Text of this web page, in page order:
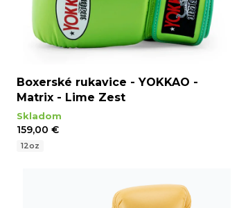
Boxerské rukavice - YOKKAO -
Matrix - Lime Zest
Skladom
159,00 €
12oz